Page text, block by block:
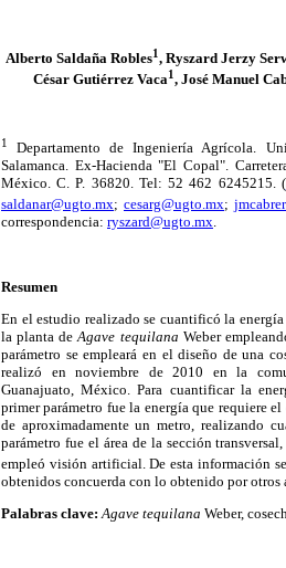
Alberto Saldaña Robles1, Ryszard Jerzy
César Gutiérrez Vaca1, José Manuel
1 Departamento de Ingeniería Agrícola.
Salamanca. Ex-Hacienda "El Copal".
México. C. P. 36820. Tel: 52 462 6245215. (
saldanar@ugto.mx; cesarg@ugto.mx;
correspondencia: ryszard@ugto.mx.
Resumen
En el estudio realizado se cuantificó la
la planta deAgave tequilana Weber
parámetro se empleará en el diseño de una
realizó en noviembre de 2010 en la
Guanajuato, México. Para cuantificar la
primer parámetro fue la energía que requiere
de aproximadamente un metro, realizando
parámetro fue el área de la sección
empleó visión artificial. De esta información
obtenidos concuerda con lo obtenido por otros
Palabras clave: Agave tequilana Weber,